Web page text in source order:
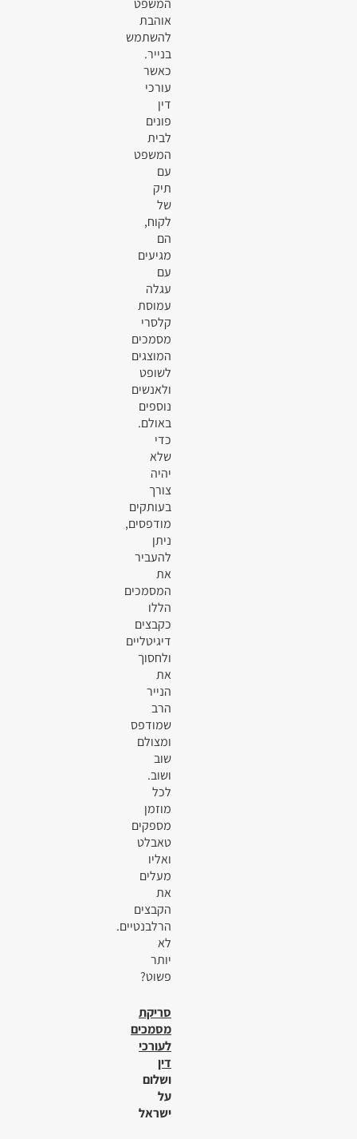
אוהבת
להשתמש
בנייר.
כאשר
עורכי
דין
פונים
לבית
המשפט
עם
תיק
של
לקוח,
הם
מגיעים
עם
עגלה
עמוסת
קלסרי
מסמכים
המוצגים
לשופט
ולאנשים
נוספים
באולם.
כדי
שלא
יהיה
צורך
בעותקים
מודפסים,
ניתן
להעביר
את
המסמכים
הללו
כקבצים
דיגיטליים
ולחסוך
את
הנייר
הרב
שמודפס
ומצולם
שוב
ושוב.
לכל
מוזמן
מספקים
טאבלט
ואליו
מעלים
את
הקבצים
הרלבנטיים.
לא
יותר
פשוט?
סריקת
מסמכים
לעורכי
דין
ושלום
על
ישראל